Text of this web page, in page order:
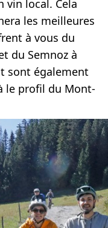
vin local. Cela
les meilleures
à vous du
du Semnoz à
sont également
le profil du Mont-